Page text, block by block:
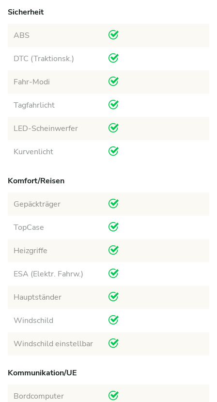
Sicherheit
ABS
DTC (Traktionsk.)
Fahr-Modi
Tagfahrlicht
LED-Scheinwerfer
Kurvenlicht
Komfort/Reisen
Gepäckträger
TopCase
Heizgriffe
ESA (Elektr. Fahrw.)
Hauptständer
Windschild
Windschild einstellbar
Kommunikation/UE
Bordcomputer